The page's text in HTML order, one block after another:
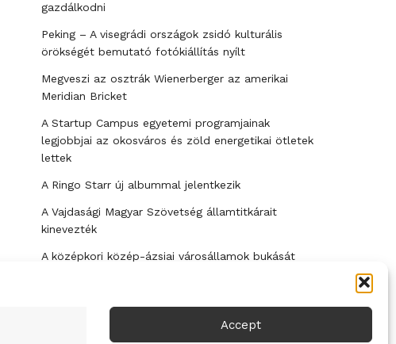
Accept
gazdálkodni
Peking – A visegrádi országok zsidó kulturális
örökségét bemutató fotókiállítás nyílt
Megveszi az osztrák Wienerberger az amerikai
Meridian Bricket
A Startup Campus egyetemi programjainak
legjobbjai az okosváros és zöld energetikai ötletek
lettek
A Ringo Starr új albummal jelentkezik
A Vajdasági Magyar Szövetség államtitkárait
kinevezték
A középkori közép-ázsiai városállamok bukását